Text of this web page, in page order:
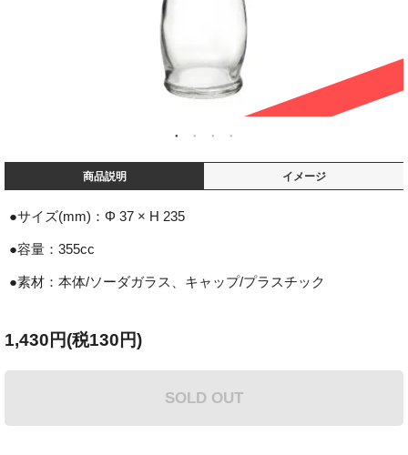
商品説明 イメージ
●サイズ(mm)：Φ 37 × H 235
●容量：355cc
●素材：本体/ソーダガラス、キャップ/プラスチック
1,430円(税130円)
SOLD OUT